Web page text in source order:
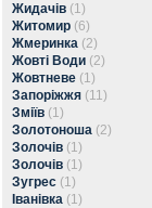
Жидачів (1)
Житомир (6)
Жмеринка (2)
Жовті Води (2)
Жовтневе (1)
Запоріжжя (11)
Зміїв (1)
Золотоноша (2)
Золочів (1)
Золочів (1)
Зугрес (1)
Іванівка (1)